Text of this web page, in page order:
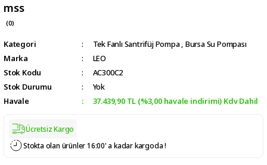
mss
(0)
Kategori Tek Fanlı Santrifüj Pompa, Bursa Su Pompası
Marka
LEO
Stok Kodu
AC300C2
Stok Durumu
Yok
Havale
37.439,90 TL (%3,00 havale indirimi) Kdv Dahil
Ücretsiz Kargo
Stokta olan ürünler 16:00' a kadar kargoda !